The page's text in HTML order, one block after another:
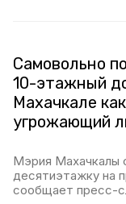
Самовольно
10-этажный
Махачкале как
угрожающий
Мэрия Махачкалы
десятиэтажку на
сообщает пресс-